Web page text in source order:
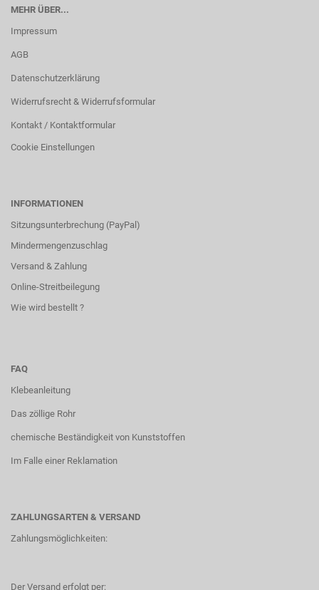
MEHR ÜBER...
Impressum
AGB
Datenschutzerklärung
Widerrufsrecht & Widerrufsformular
Kontakt / Kontaktformular
Cookie Einstellungen
INFORMATIONEN
Sitzungsunterbrechung (PayPal)
Mindermengenzuschlag
Versand & Zahlung
Online-Streitbeilegung
Wie wird bestellt ?
FAQ
Klebeanleitung
Das zöllige Rohr
chemische Beständigkeit von Kunststoffen
Im Falle einer Reklamation
ZAHLUNGSARTEN & VERSAND
Zahlungsmöglichkeiten:
Der Versand erfolgt per: